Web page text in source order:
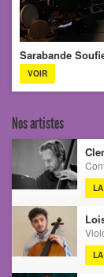
Sarabande
VOIR
Nos artistes